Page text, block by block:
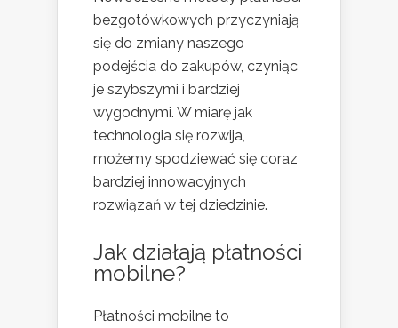
bezgotówkowych przyczyniają
się do zmiany naszego
podejścia do zakupów, czyniąc
je szybszymi i bardziej
wygodnymi. W miarę jak
technologia się rozwija,
możemy spodziewać się coraz
bardziej innowacyjnych
rozwiązań w tej dziedzinie.
Jak działają płatności
mobilne?
Płatności mobilne to